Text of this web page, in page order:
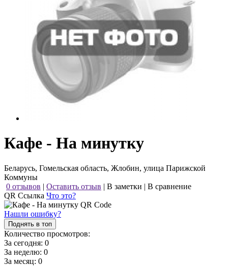
Кафе - На минутку
Беларусь, Гомельская область, Жлобин, улица Парижской
Коммуны
0 отзывов | Оставить отзыв | В заметки | В сравнение
QR Ссылка Что это?
Нашли ошибку?
Поднять в топ
Количество просмотров:
За сегодня: 0
За неделю: 0
За месяц: 0